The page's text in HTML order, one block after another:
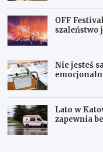
OFF
szaleństwo
Nie jesteś
Lato w
zapewnia
P
O